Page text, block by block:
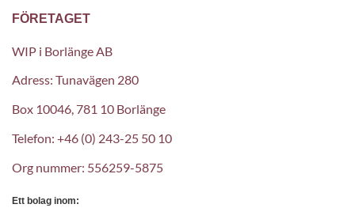
FÖRETAGET
WIP i Borlänge AB
Adress: Tunavägen 280
Box 10046, 781 10 Borlänge
Telefon: +46 (0) 243-25 50 10
Org nummer: 556259-5875
Ett bolag inom: